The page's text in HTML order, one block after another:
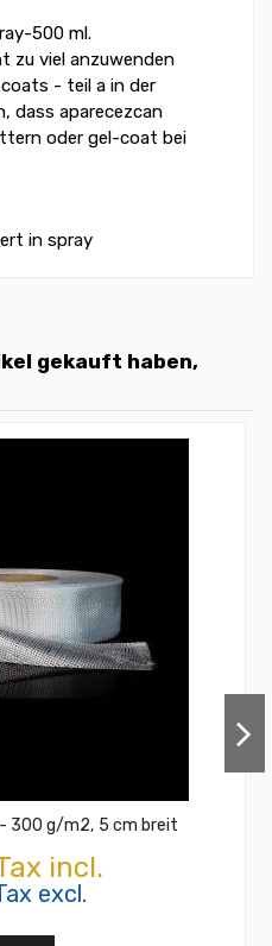
500 ml.
zu viel anzuwenden
- teil a in der
dass aparecezcan
oder gel-coat bei
in spray
gekauft haben,
300 g/m2, 5 cm breit
incl.
excl.